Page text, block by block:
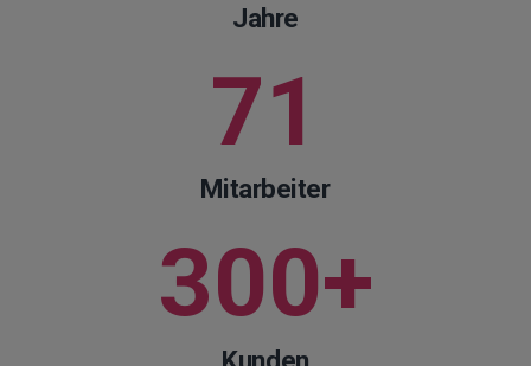
Jahre
71
Mitarbeiter
300+
Kunden